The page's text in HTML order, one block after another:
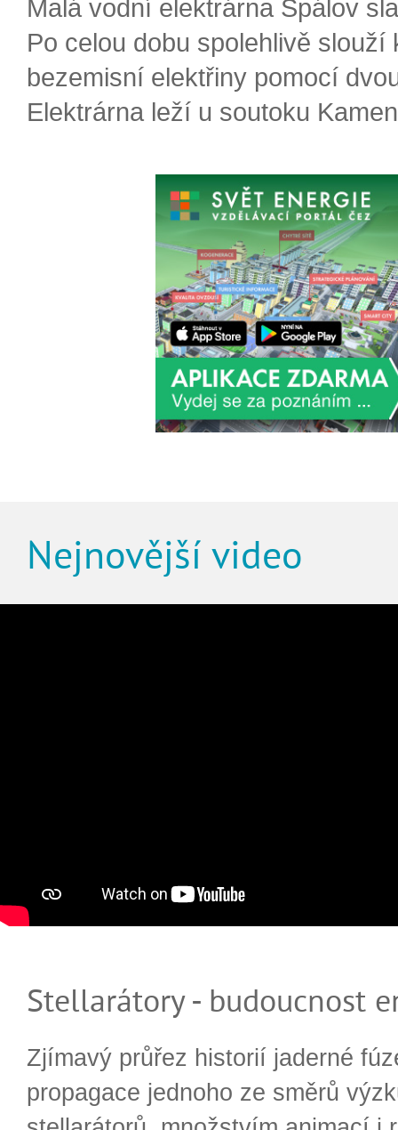
Malá vodní elektrárna Spálov
Po celou dobu spolehlivě slouží
bezemisní elektřiny pomocí
Elektrárna leží u soutoku
Nejnovější video
Stellarátory - budoucnost
Zjímavý průřez historií jaderné
propagace jednoho ze směrů